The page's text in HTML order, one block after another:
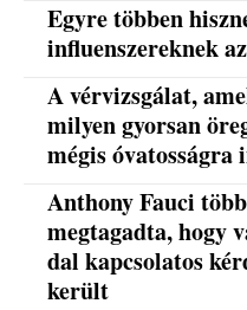
Egyre többen
influenszereknek
A vérvizsgálat,
milyen gyorsan
mégis óvatosságra
Anthony Fauci
megtagadta, hogy
dal kapcsolatos
került